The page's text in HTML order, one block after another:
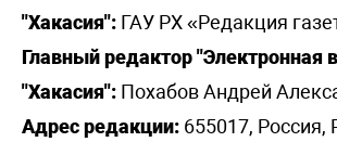
"Хакасия": ГАУ РХ «Редакция
Главный редактор "Электронная
"Хакасия": Похабов Андрей
Адрес редакции: 655017, Россия,